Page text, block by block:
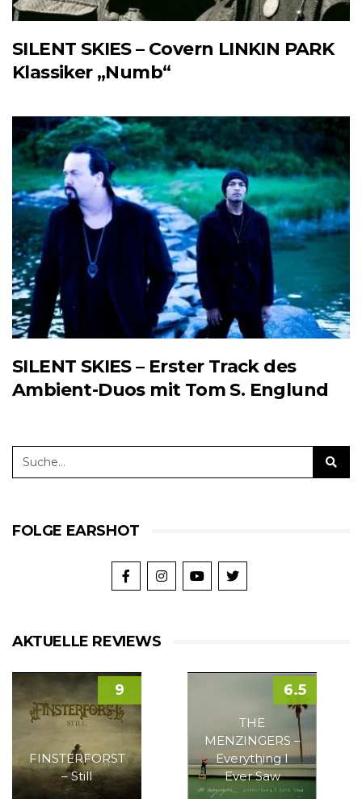
SILENT SKIES – Covern LINKIN PARK
Klassiker „Numb“
SILENT SKIES – Erster Track des
Ambient-Duos mit Tom S. Englund
FOLGE EARSHOT
AKTUELLE REVIEWS
FINSTERFORST
– Still
9
THE
MENZINGERS –
Everything I
Ever Saw
6.5